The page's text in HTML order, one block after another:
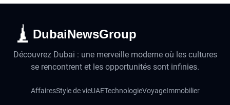
DubaiNewsGroup
Découvrez Dubai : une merveille moderne où les cultures
se rencontrent et les opportunités sont infinies.
AffairesStyle de vieUAETechnologieVoyageImmobilier